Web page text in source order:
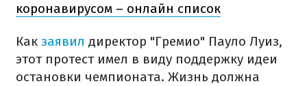
коронавирусом – онлайн список
Как заявил директор "Гремио" Пауло Луиз,
этот протест имел в виду поддержку идеи
остановки чемпионата. Жизнь должна